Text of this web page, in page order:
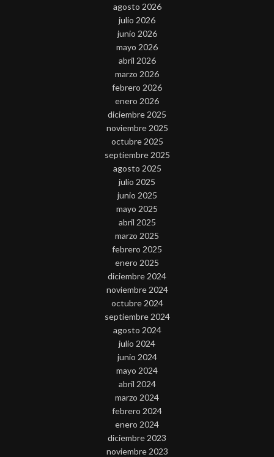
agosto 2026
julio 2026
junio 2026
mayo 2026
abril 2026
marzo 2026
febrero 2026
enero 2026
diciembre 2025
noviembre 2025
octubre 2025
septiembre 2025
agosto 2025
julio 2025
junio 2025
mayo 2025
abril 2025
marzo 2025
febrero 2025
enero 2025
diciembre 2024
noviembre 2024
octubre 2024
septiembre 2024
agosto 2024
julio 2024
junio 2024
mayo 2024
abril 2024
marzo 2024
febrero 2024
enero 2024
diciembre 2023
noviembre 2023